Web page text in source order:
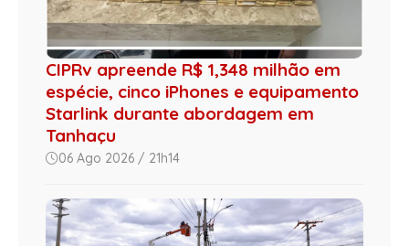
CIPRv apreende R$ 1,348 milhão em
espécie, cinco iPhones e equipamento
Starlink durante abordagem em
Tanhaçu
06 Ago 2026 / 21h14